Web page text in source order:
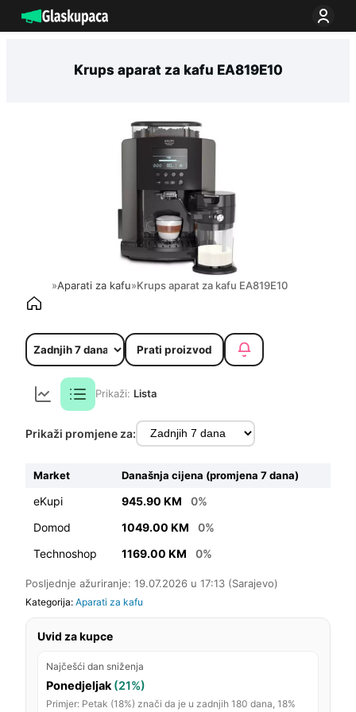
na
Krups aparat za kafu EA819E10
»Aparati za kafu»Krups aparat za kafu EA819E10
Prati proizvod
Prikaži: Lista
Prikaži promjene za:
Market Današnja cijena (promjena 7 dana)
eKupi 945.90 KM
0%
Domod
1049.00 KM
0%
Technoshop
1169.00 KM 0%
Posljednje ažuriranje: 19.07.2026 u 17:13 (Sarajevo)
Kategorija: Aparati za kafu
Uvid za kupce
Najčešći dan sniženja
Ponedjeljak (21%)
Primjer: Petak (18%) znači da je u zadnjih 180 dana, 18%